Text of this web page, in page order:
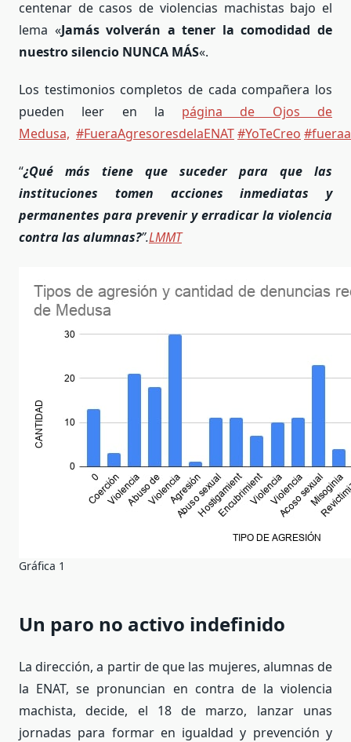
centenar de casos de violencias machistas bajo el
lema «Jamás volverán a tener la comodidad de
nuestro silencio NUNCA MÁS«.
Los testimonios completos de cada compañera los
pueden leer en la página de Ojos de
Medusa, #FueraAgresoresdelaENAT#YoTeCreo
“¿Qué más tiene que suceder para que las
instituciones tomen acciones inmediatas y
permanentes para prevenir y erradicar la violencia
contra las alumnas?”.LMMT
Gráfica 1
Un paro no activo indefinido
La dirección, a partir de que las mujeres, alumnas de
la ENAT, se pronuncian en contra de la violencia
machista, decide, el 18 de marzo, lanzar unas
jornadas para formar en igualdad y prevención y